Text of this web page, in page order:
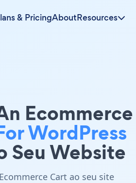
& PricingAboutResources
Ecommerce
WordPress
Seu Website
Cart ao seu site